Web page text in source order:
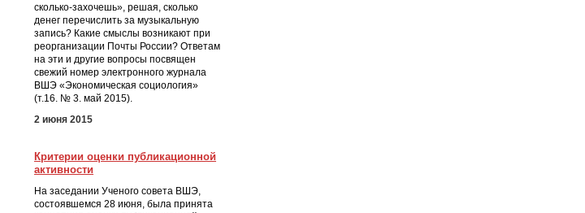
сколько-захочешь», решая, сколько
денег перечислить за музыкальную
запись? Какие смыслы возникают при
реорганизации Почты России? Ответам
на эти и другие вопросы посвящен
свежий номер электронного журнала
ВШЭ «Экономическая социология»
(т.16. № 3. май 2015).
2 июня 2015
Критерии оценки публикационной
активности
На заседании Ученого совета ВШЭ,
состоявшемся 28 июня, была принята